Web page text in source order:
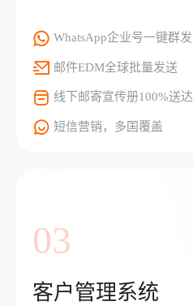
WhatsApp企业号一键群发
邮件EDM全球批量发送
线下邮寄宣传册100%送达
短信营销，多国覆盖
03
客户管理系统